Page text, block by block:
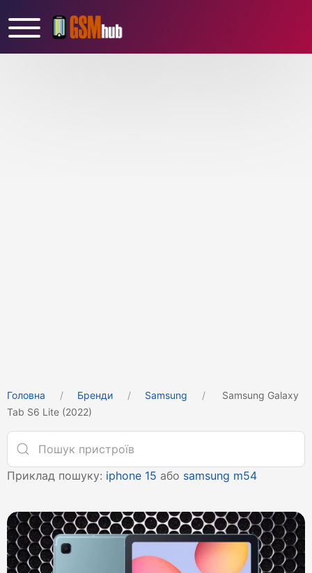
Головна Бренди Samsung
Samsung Galaxy
Tab S6 Lite (2022)
Приклад пошуку: iphone 15 або samsung m54